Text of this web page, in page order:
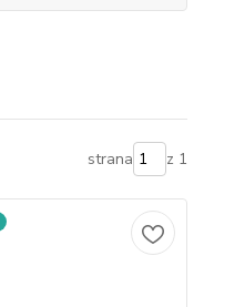
strana z 1